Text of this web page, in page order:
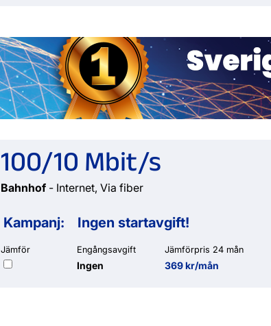
100/10 Mbit/s
Bahnhof - Internet, Via fiber
Kampanj: Ingen startavgift!
Jämför Engångsavgift
Ingen
Jämförpris 24 mån
369 kr/mån